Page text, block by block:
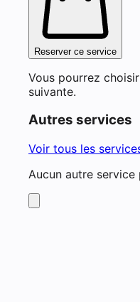
Reserver ce service
Vous pourrez
suivante.
Autres services
Voir tous les
Aucun autre service